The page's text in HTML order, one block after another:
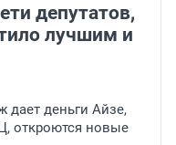
депутатов,
лучшим и
дает деньги Айзе,
откроются новые